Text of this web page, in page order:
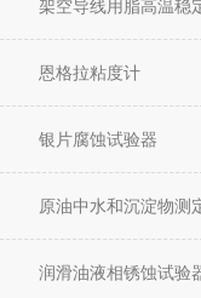
架空导线用脂高温稳
恩格拉粘度计
银片腐蚀试验器
原油中水和沉淀物测
润滑油液相锈蚀试验